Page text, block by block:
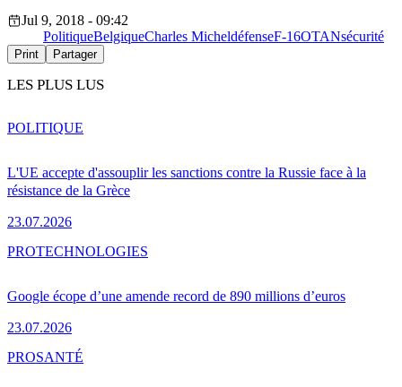
Jul 9, 2018 - 09:42
PolitiqueBelgiqueCharles MicheldéfenseF-16OTANsécurité
Print Partager
LES PLUS LUS
L'UE accepte d'assouplir les sanctions contre la Russie face à la
résistance de la Grèce
23.07.2026
POLITIQUE
Google écope d’une amende record de 890 millions d’euros
23.07.2026
PROTECHNOLOGIES
PROSANTÉ